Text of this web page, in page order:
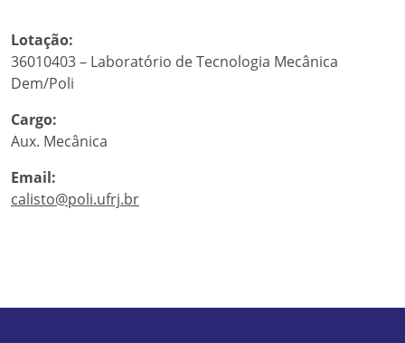
Lotação:
36010403 – Laboratório de Tecnologia Mecânica
Dem/Poli
Cargo:
Aux. Mecânica
Email:
calisto@poli.ufrj.br